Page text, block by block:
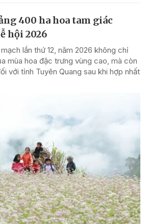
400 ha hoa tam giác
hội 2026
lần thứ 12, năm 2026 không chỉ
mùa hoa đặc trưng vùng cao, mà còn
với tỉnh Tuyên Quang sau khi hợp nhất